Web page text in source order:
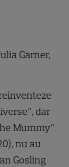
Garner,
dar
Mummy”
nu au
Gosling